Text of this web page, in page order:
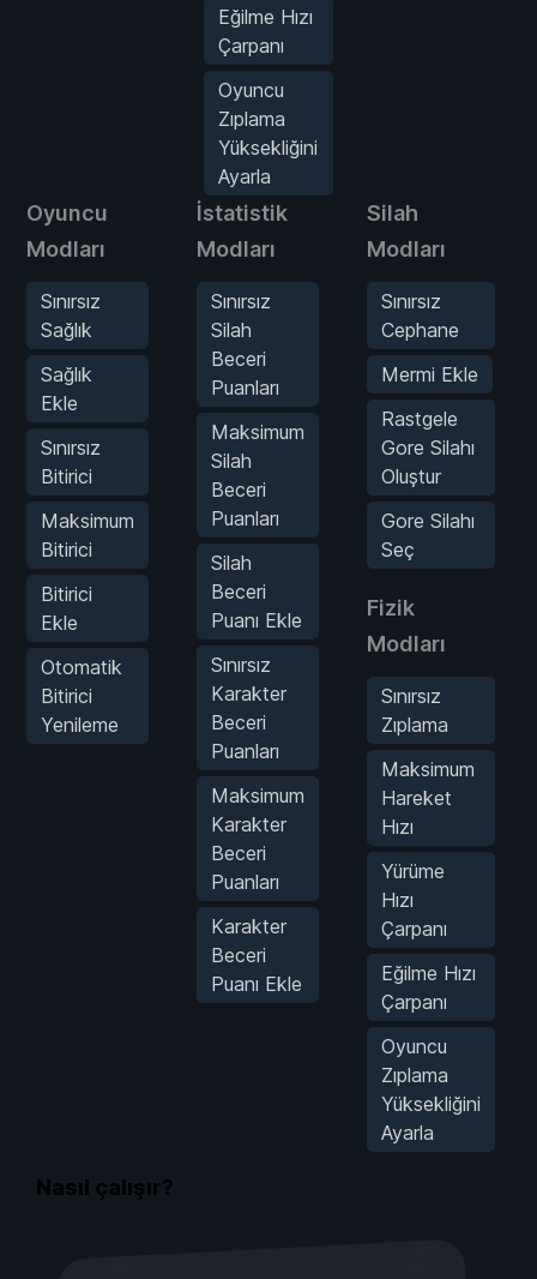
Eğilme Hızı
Çarpanı
Oyuncu
Zıplama
Yüksekliğini
Ayarla
Oyuncu
Modları
Sınırsız
Sağlık
Sağlık
Ekle
Sınırsız
Bitirici
Maksimum
Bitirici
Bitirici
Ekle
Otomatik
Bitirici
Yenileme
İstatistik
Modları
Sınırsız
Silah
Beceri
Puanları
Maksimum
Silah
Beceri
Puanları
Silah
Beceri
Puanı Ekle
Sınırsız
Karakter
Beceri
Puanları
Maksimum
Karakter
Beceri
Puanları
Karakter
Beceri
Puanı Ekle
Silah
Modları
Sınırsız
Cephane
Mermi Ekle
Rastgele
Gore Silahı
Oluştur
Gore Silahı
Seç
Fizik
Modları
Sınırsız
Zıplama
Maksimum
Hareket
Hızı
Yürüme
Hızı
Çarpanı
Eğilme Hızı
Çarpanı
Oyuncu
Zıplama
Yüksekliğini
Ayarla
Nasıl çalışır?